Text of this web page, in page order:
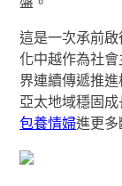
這是一次承前
化中越作為社
界連續傳遞推
亞太地域穩固
包養情婦進更多